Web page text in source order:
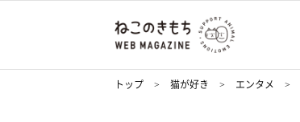
トップ 猫が好き エンタメ